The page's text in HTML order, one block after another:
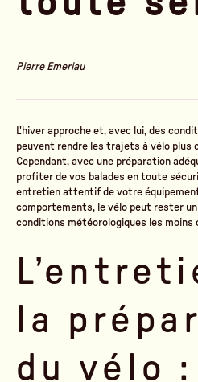
Pierre Emeriau
L'hiver approche et, avec lui, des
peuvent rendre les trajets à vélo plus
Cependant, avec une préparation
profiter de vos balades en toute
entretien attentif de votre
comportements, le vélo peut rester
conditions météorologiques les moins
la
du vélo